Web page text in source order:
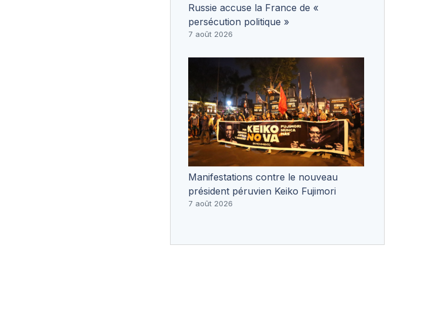
Russie accuse la France de «
persécution politique »
7 août 2026
Manifestations contre le nouveau
président péruvien Keiko Fujimori
7 août 2026